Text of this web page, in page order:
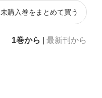
未購入巻をまとめて買う
1巻から 最新刊から